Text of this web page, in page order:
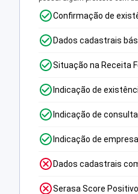
Confirmação de
Dados cadastrais
Situação na Receita
Indicação de
Indicação de
Indicação de
Dados cadastrais
Serasa Score Positivo